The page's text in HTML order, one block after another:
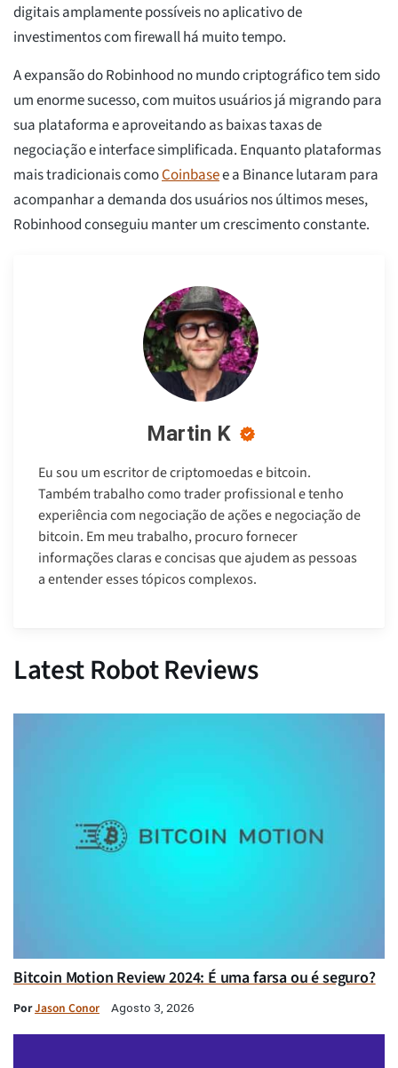
digitais amplamente possíveis no aplicativo de
investimentos com firewall há muito tempo.
A expansão do Robinhood no mundo criptográfico tem sido
um enorme sucesso, com muitos usuários já migrando para
sua plataforma e aproveitando as baixas taxas de
negociação e interface simplificada. Enquanto plataformas
mais tradicionais comoCoinbasee a Binance lutaram para
acompanhar a demanda dos usuários nos últimos meses,
Robinhood conseguiu manter um crescimento constante.
Martin K
Eu sou um escritor de criptomoedas e bitcoin.
Também trabalho como trader profissional e tenho
experiência com negociação de ações e negociação de
bitcoin. Em meu trabalho, procuro fornecer
informações claras e concisas que ajudem as pessoas
a entender esses tópicos complexos.
Latest Robot Reviews
Bitcoin Motion Review 2024: É uma farsa ou é seguro?
PorJason Conor Agosto 3, 2026